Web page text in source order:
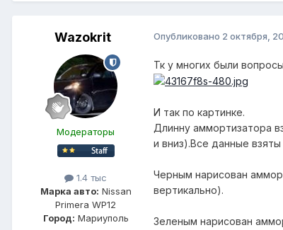
Wazokrit
Модераторы
1.4 тыс
Марка авто: Nissan
Primera WP12
Город: Мариуполь
Опубликовано 2 октября,
Тк у многих были
И так по картинке.
Длинну аммортизатора
и вниз).Все данные
Черным нарисован
вертикально).
Зеленым нарисован